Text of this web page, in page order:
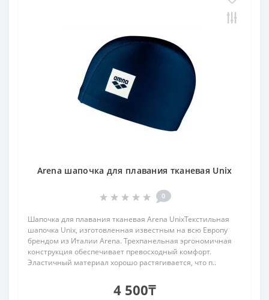
Arena шапочка для плавания тканевая Unix
0
Шапочка для плавания тканевая Arena UnixТекстильная
шапочка Unix, изготовленная известным на всю Европу
брендом из Италии Arena. Трехпанельная эргономичная
конструкция обеспечивает превосходный комфорт.
Эластичный материал хорошо растягивается, что п..
4 500₸